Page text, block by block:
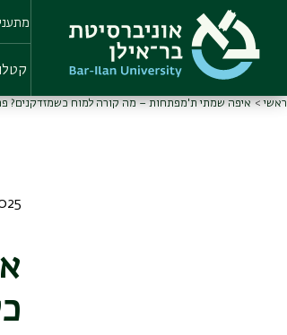
main
content
ראשי איפה שמתי ת'מפתחות – מה קורה למוח כשמזדקנים?